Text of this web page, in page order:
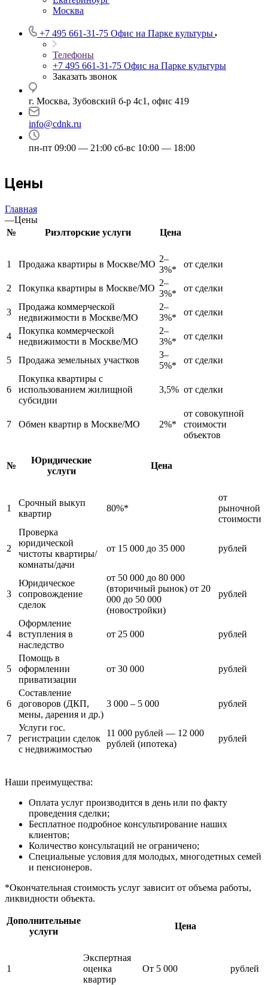
Москва
+7 495 661-31-75 Офис на Парке культуры
Телефоны
+7 495 661-31-75 Офис на Парке культуры
Заказать звонок
г. Москва, Зубовский б-р 4с1, офис 419
info@cdnk.ru
пн-пт 09:00 — 21:00 сб-вс 10:00 — 18:00
Цены
Главная
—Цены
№
Риэлторские услуги Цена
1 Продажа квартиры в Москве/МО
2–
3%*
от сделки
2 Покупка квартиры в Москве/МО
2–
3%*
от сделки
3
Продажа коммерческой
недвижимости в Москве/МО
2–
3%*
от сделки
4
Покупка коммерческой
недвижимости в Москве/МО
2–
3%*
от сделки
5 Продажа земельных участков
3–
5%*
от сделки
6
Покупка квартиры с
использованием жилищной
субсидии
3,5% от сделки
7 Обмен квартир в Москве/МО 2%*
от совокупной
стоимости
объектов
№
Юридические
услуги
Цена
1
Срочный выкуп
квартир
80%*
от
рыночной
стоимости
2
Проверка
юридической
чистоты квартиры/
комнаты/дачи
от 15 000 до 35 000 рублей
3
Юридическое
сопровождение
сделок
от 50 000 до 80 000
(вторичный рынок) от 20
000 до 50 000
(новостройки)
рублей
4
Оформление
вступления в
наследство
от 25 000 рублей
5
Помощь в
оформлении
приватизации
от 30 000 рублей
6
Составление
договоров (ДКП,
мены, дарения и др.)
3 000 – 5 000 рублей
7
Услуги гос.
регистрации сделок
с недвижимостью
11 000 рублей — 12 000
рублей (ипотека)
рублей
Наши преимущества:
Оплата услуг производится в день или по факту
проведения сделки;
Бесплатное подробное консультирование наших
клиентов;
Количество консультаций не ограничено;
Специальные условия для молодых, многодетных семей
и пенсионеров.
*Окончательная стоимость услуг зависит от объема работы,
ликвидности объекта.
Дополнительные
услуги
Цена
1
Экспертная
оценка
квартир
От 5 000 рублей